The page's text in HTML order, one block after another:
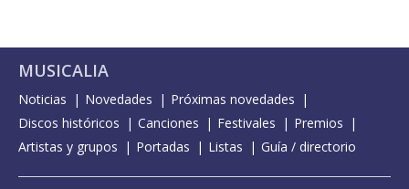
MUSICALIA
Noticias Novedades
Próximas novedades
Discos históricos
Canciones Festivales
Premios
Artistas y grupos
Portadas Listas Guía / directorio